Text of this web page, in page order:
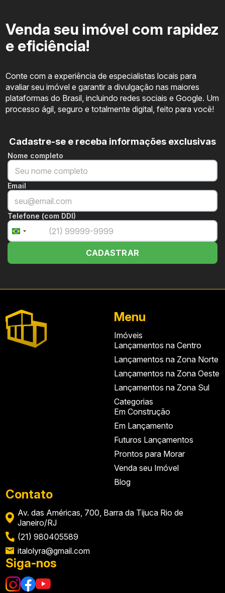
Confirmar a metragem privativa e a configuração
da planta
Verificar andar, posição, vista e orientação solar
Analisar a tabela vigente e o fluxo de pagamento
Consultar a disponibilidade real das unidades
Venda seu imóvel com rapidez
e eficiência!
Conte com a experiência de especialistas locais para
avaliar seu imóvel e garantir a divulgação nas maiores
plataformas do Brasil, incluindo redes sociais e Google. Um
processo ágil, seguro e totalmente digital, feito para você!
Cadastre-se e receba informações exclusivas
Nome completo
Email
Telefone (com DDI)
Brazil
+55
CADASTRAR
Menu
Imóveis
Lançamentos na Centro
Lançamentos na Zona Norte
Lançamentos na Zona Oeste
Lançamentos na Zona Sul
Categorias
Em Construção
Em Lançamento
Futuros Lançamentos
Prontos para Morar
Venda seu Imóvel
Blog
Contato
Av. das Américas, 700, Barra da Tijuca Rio de
Janeiro/RJ
(21) 980405589
italolyra@gmail.com
Siga-nos